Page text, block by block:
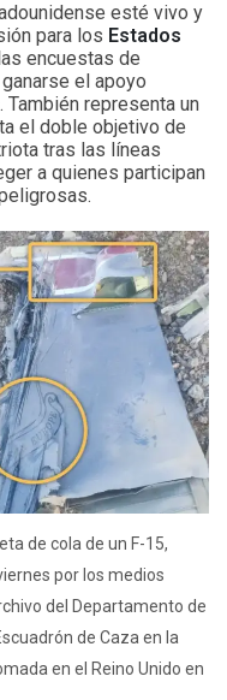
esté vivo y
para los Estados
encuestas de
el apoyo
representa un
el doble objetivo de
tras las líneas
a quienes participan
de cola de un F-15,
por los medios
del Departamento de
de Caza en la
en el Reino Unido en